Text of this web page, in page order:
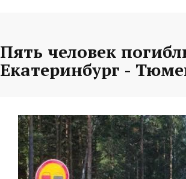
Пять человек
Екатеринбург -